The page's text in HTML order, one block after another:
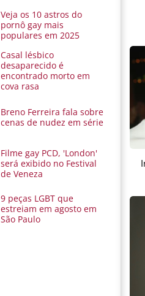
Veja os 10 astros do
pornô gay mais
populares em 2025
Casal lésbico
desaparecido é
encontrado morto em
cova rasa
Breno Ferreira fala sobre
cenas de nudez em série
Filme gay PCD, 'London'
será exibido no Festival
de Veneza
9 peças LGBT que
estreiam em agosto em
São Paulo